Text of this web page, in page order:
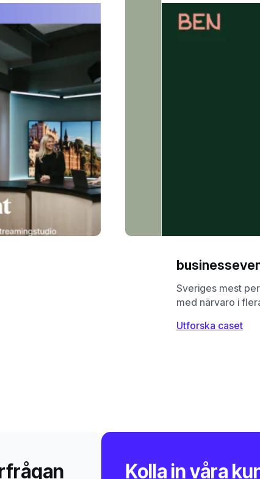
Sveriges mest
med närvaro i
Utforska caset
Kolla in våra